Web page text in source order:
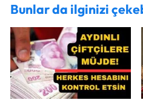
Bunlar da ilginizi